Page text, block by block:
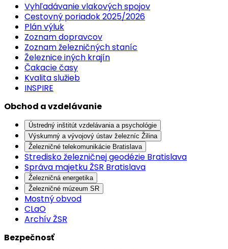
Vyhľadávanie vlakových spojov
Cestovný poriadok 2025/2026
Plán výluk
Zoznam dopravcov
Zoznam železničných staníc
Železnice iných krajín
Čakacie časy
Kvalita služieb
INSPIRE
Obchod a vzdelávanie
Ústredný inštitút vzdelávania a psychológie
Výskumný a vývojový ústav železníc Žilina
Železničné telekomunikácie Bratislava
Stredisko železničnej geodézie Bratislava
Správa majetku ŽSR Bratislava
Železničná energetika
Železničné múzeum SR
Mostný obvod
CLaO
Archív ŽSR
Bezpečnosť